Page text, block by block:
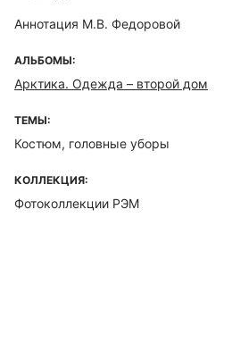
Аннотация М.В. Федоровой
АЛЬБОМЫ:
Арктика. Одежда – второй дом
ТЕМЫ:
Костюм, головные уборы
КОЛЛЕКЦИЯ:
Фотоколлекции РЭМ